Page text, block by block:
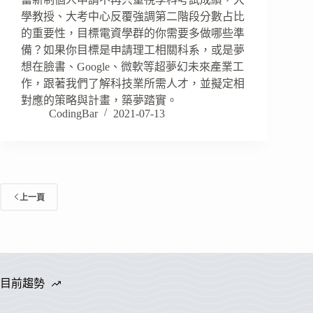
學教授、大考中心反覆強調第二階段分數占比
的重要性，目標電資學群的你需要多做哪些準
備？如果你目標是申請理工相關科系，或是夢
想在臉書、Google、微軟等超夢幻未來產業工
作，跟著我們了解科技業所需人才，並擬定相
對應的策略與計畫，築夢踏實。
CodingBar
2021-07-13
上一頁
目前趨勢